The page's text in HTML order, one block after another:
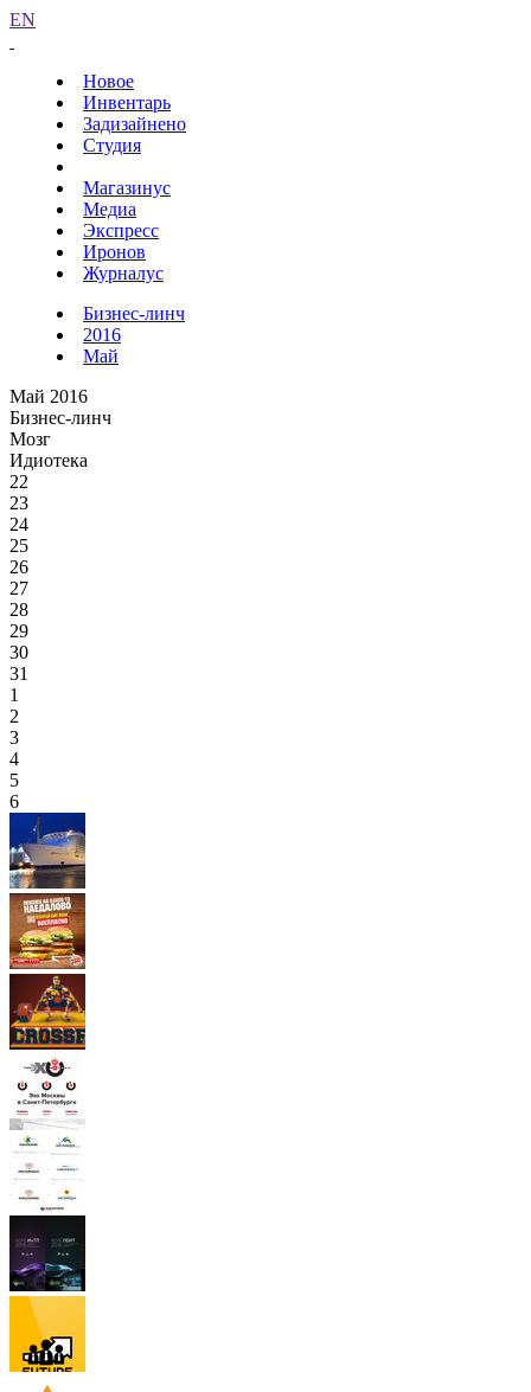
EN
Новое
Инвентарь
Задизайнено
Студия
Магазинус
Медиа
Экспресс
Иронов
Журналус
Бизнес-линч
2016
Май
Май 2016
Бизнес-линч
Мозг
Идиотека
22
23
24
25
26
27
28
29
30
31
1
2
3
4
5
6